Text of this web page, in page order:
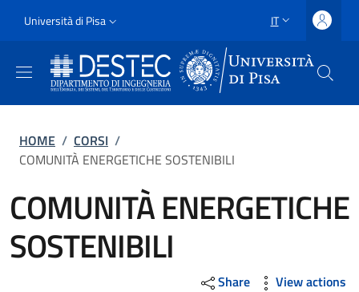
Slim
Università di Pisa SELETTORE
IT
Briciole di pane
HOME / CORSI /
COMUNITÀ ENERGETICHE SOSTENIBILI
COMUNITÀ ENERGETICHE
SOSTENIBILI
Share View actions